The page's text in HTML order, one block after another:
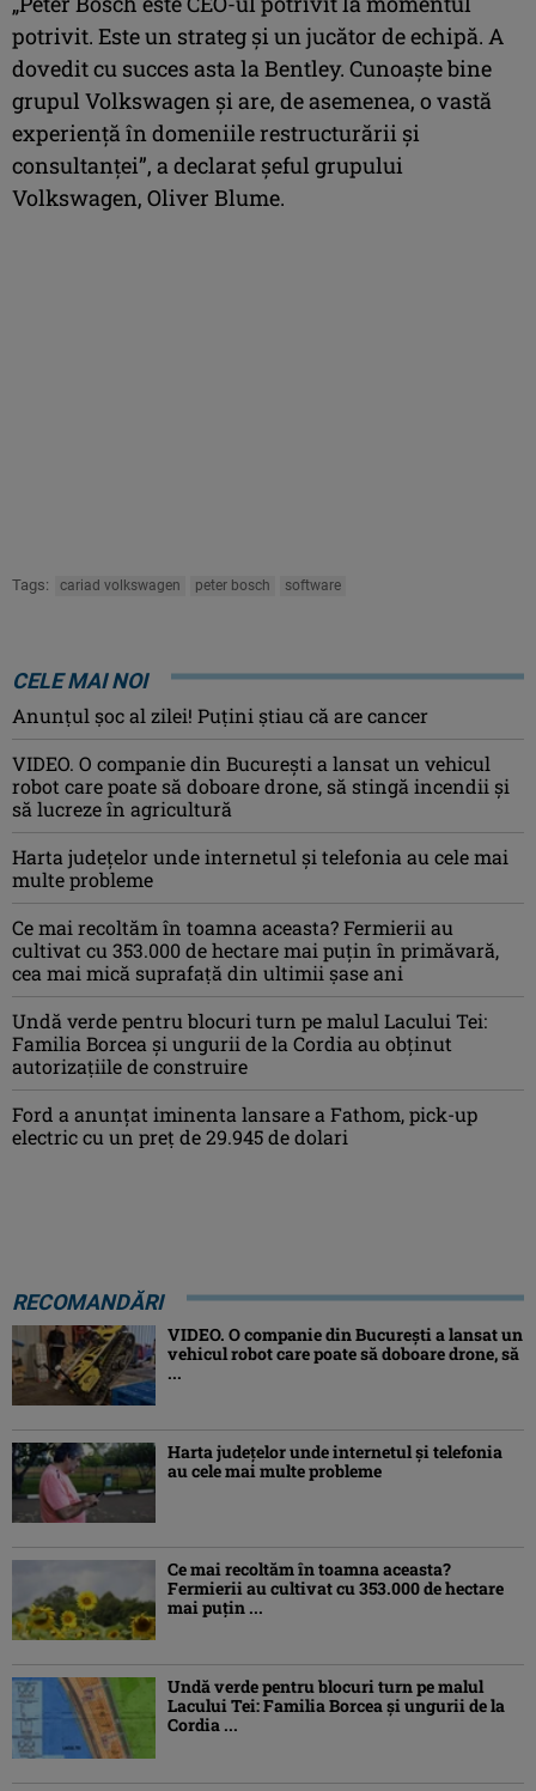
potrivit. Este un strateg și un jucător de echipă. A
dovedit cu succes asta la Bentley. Cunoaște bine
grupul Volkswagen și are, de asemenea, o vastă
experiență în domeniile restructurării și
consultanței”, a declarat șeful grupului
Volkswagen, Oliver Blume.
Tags: cariad volkswagen peter bosch software
CELE MAI NOI
Anunţul şoc al zilei! Puţini ştiau că are cancer
VIDEO. O companie din București a lansat un vehicul
robot care poate să doboare drone, să stingă incendii și
să lucreze în agricultură
Harta județelor unde internetul și telefonia au cele mai
multe probleme
Ce mai recoltăm în toamna aceasta? Fermierii au
cultivat cu 353.000 de hectare mai puțin în primăvară,
cea mai mică suprafață din ultimii șase ani
Undă verde pentru blocuri turn pe malul Lacului Tei:
Familia Borcea și ungurii de la Cordia au obținut
autorizațiile de construire
Ford a anunțat iminenta lansare a Fathom, pick-up
electric cu un preț de 29.945 de dolari
RECOMANDĂRI
VIDEO. O companie din București a lansat un
vehicul robot care poate să doboare drone, să
...
Harta județelor unde internetul și telefonia
au cele mai multe probleme
Ce mai recoltăm în toamna aceasta?
Fermierii au cultivat cu 353.000 de hectare
mai puțin ...
Undă verde pentru blocuri turn pe malul
Lacului Tei: Familia Borcea și ungurii de la
Cordia ...